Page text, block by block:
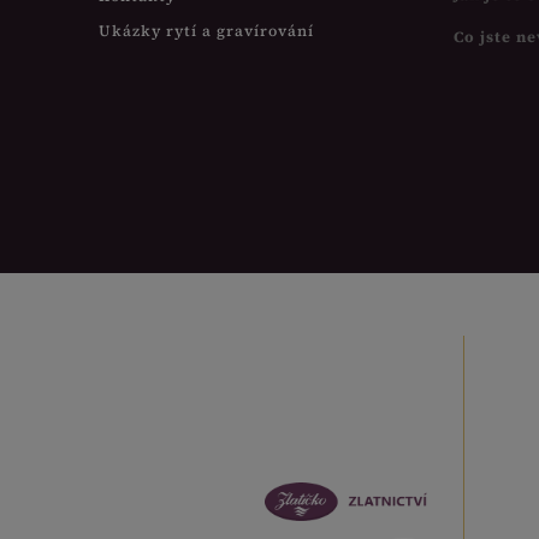
Ukázky rytí a gravírování
Co jste